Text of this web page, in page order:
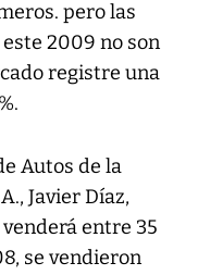
pero las
2009 no son
registre una
Autos de la
Javier Díaz,
entre 35
se vendieron